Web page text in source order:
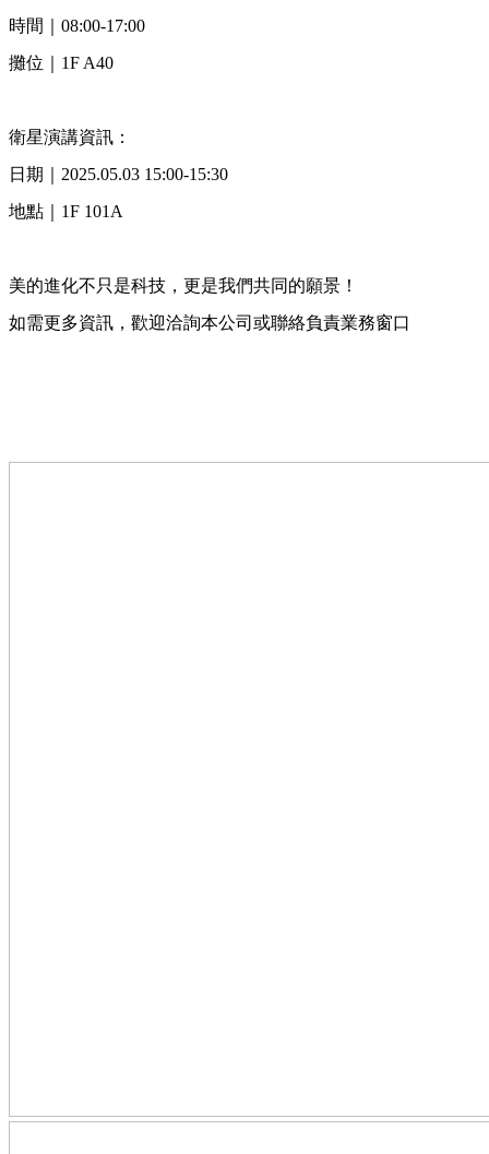
時間｜08:00-17:00
攤位｜1F A40
衛星演講資訊：
日期｜2025.05.03 15:00-15:30
地點｜1F 101A
美的進化不只是科技，更是我們共同的願景！
如需更多資訊，歡迎洽詢本公司或聯絡負責業務窗口